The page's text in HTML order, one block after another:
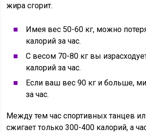
жира сгорит.
Имея вес 50-60 кг, можно
калорий за час.
С весом 70-80 кг вы
калорий за час.
Если ваш вес 90 кг и больше,
за час.
Между тем час спортивных танцев
сжигает только 300-400 калорий, а